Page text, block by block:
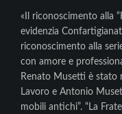
«Il riconoscimento alla
evidenzia
riconoscimento alla
con amore e
Renato Musetti è stato
Lavoro e Antonio
mobili antichi”. “La